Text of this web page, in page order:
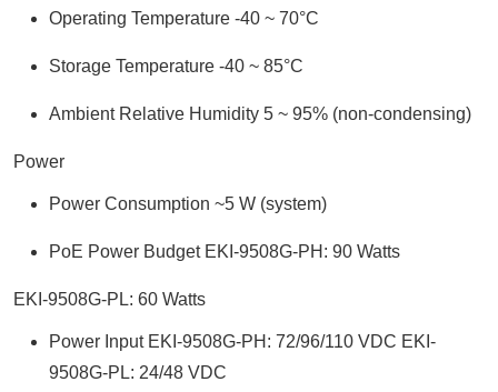
Operating Temperature -40 ~ 70°C
Storage Temperature -40 ~ 85°C
Ambient Relative Humidity 5 ~ 95% (non-condensing)
Power
Power Consumption ~5 W (system)
PoE Power Budget EKI-9508G-PH: 90 Watts
EKI-9508G-PL: 60 Watts
Power Input EKI-9508G-PH: 72/96/110 VDC EKI-
9508G-PL: 24/48 VDC